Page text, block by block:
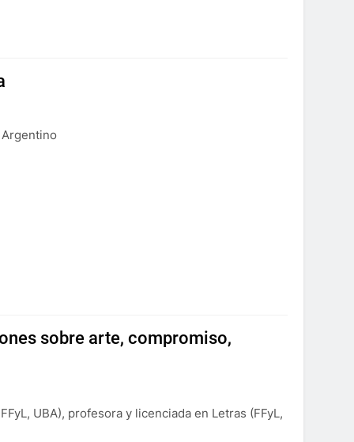
sobre arte, compromiso,
UBA), profesora y licenciada en Letras (FFyL,